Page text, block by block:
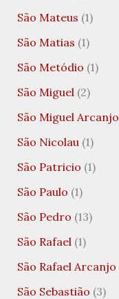
São Mateus (1)
São Matias (1)
São Metódio (1)
São Miguel (2)
São Miguel Arcanjo
São Nicolau (1)
São Patricio (1)
São Paulo (1)
São Pedro (13)
São Rafael (1)
São Rafael Arcanjo
São Sebastião (3)